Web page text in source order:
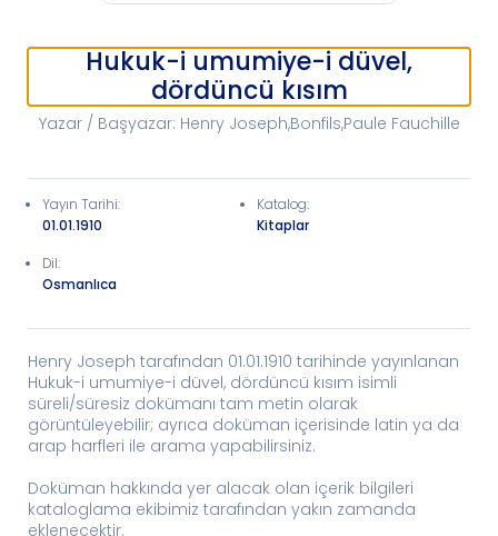
Hukuk-i umumiye-i düvel,
dördüncü kısım
Yazar / Başyazar: Henry Joseph,Bonfils,Paule Fauchille
Yayın Tarihi:
01.01.1910
Katalog:
Kitaplar
Dil:
Osmanlıca
Henry Joseph tarafından 01.01.1910 tarihinde yayınlanan
Hukuk-i umumiye-i düvel, dördüncü kısım isimli
süreli/süresiz dokümanı tam metin olarak
görüntüleyebilir; ayrıca doküman içerisinde latin ya da
arap harfleri ile arama yapabilirsiniz.
Doküman hakkında yer alacak olan içerik bilgileri
kataloglama ekibimiz tarafından yakın zamanda
eklenecektir.